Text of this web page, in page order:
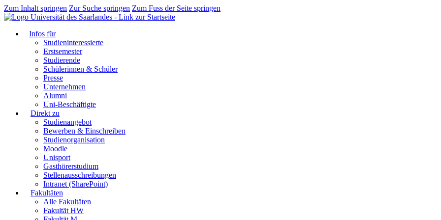
Zum Inhalt springen Zur Suche springen Zum Fuss der Seite springen
Infos für
Studieninteressierte
Erstsemester
Studierende
Schülerinnen & Schüler
Presse
Unternehmen
Alumni
Uni-Beschäftigte
Direkt zu
Studienangebot
Bewerben & Einschreiben
Studienorganisation
Moodle
Unisport
Gasthörerstudium
Stellenausschreibungen
Intranet (SharePoint)
Fakultäten
Alle Fakultäten
Fakultät HW